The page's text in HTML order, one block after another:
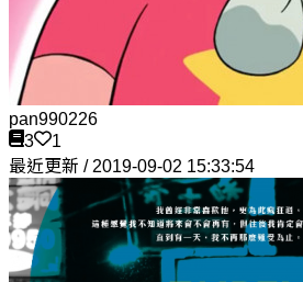
pan990226
3
1
最近更新 / 2019-09-02 15:33:54